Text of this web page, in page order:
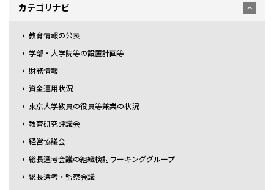
カテゴリナビ
教育情報の公表
学部・大学院等の設置計画等
財務情報
資金運用状況
東京大学教員の役員等兼業の状況
教育研究評議会
経営協議会
総長選考会議の組織検討ワーキンググループ
総長選考・監察会議